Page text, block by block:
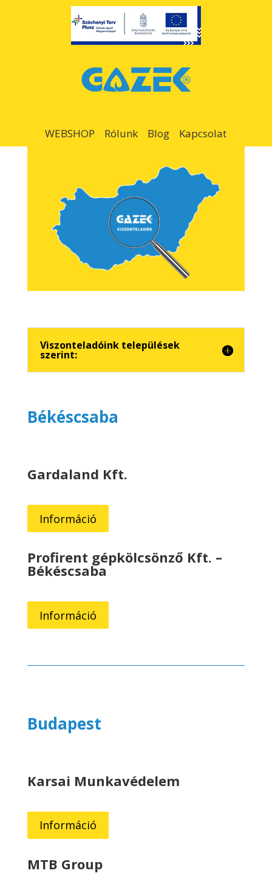
WEBSHOP Rólunk Blog Kapcsolat
Viszonteladóink települések
szerint:
Békéscsaba
Gardaland Kft.
Információ
Profirent gépkölcsönző Kft. –
Békéscsaba
Információ
Budapest
Karsai Munkavédelem
Információ
MTB Group